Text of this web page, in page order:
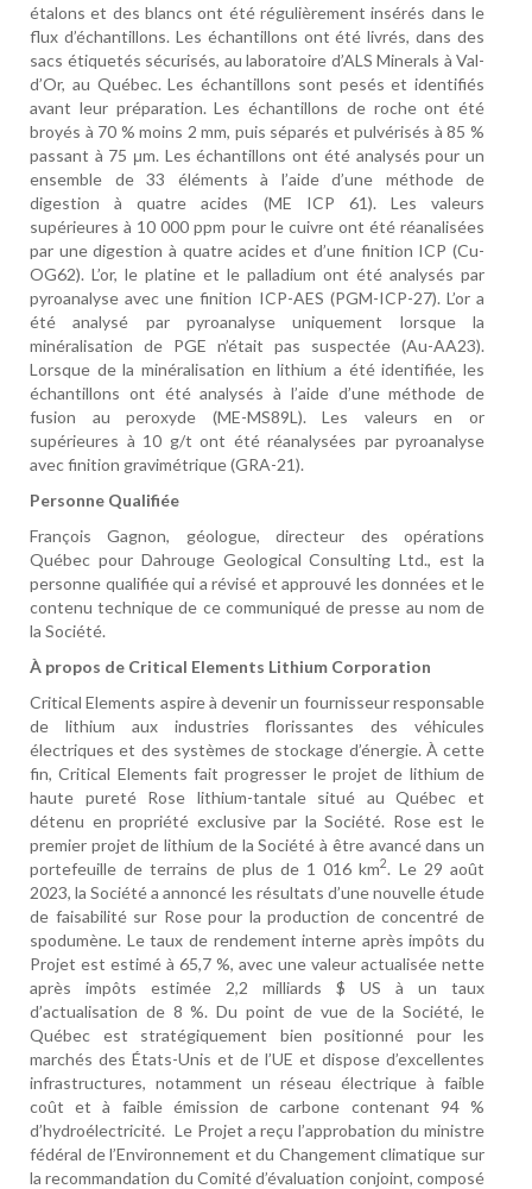
étalons et des blancs ont été régulièrement insérés dans le
flux d’échantillons. Les échantillons ont été livrés, dans des
sacs étiquetés sécurisés, au laboratoire d’ALS Minerals à Val-
d’Or, au Québec. Les échantillons sont pesés et identifiés
avant leur préparation. Les échantillons de roche ont été
broyés à 70 % moins 2 mm, puis séparés et pulvérisés à 85 %
passant à 75 μm. Les échantillons ont été analysés pour un
ensemble de 33 éléments à l’aide d’une méthode de
digestion à quatre acides (ME ICP 61). Les valeurs
supérieures à 10 000 ppm pour le cuivre ont été réanalisées
par une digestion à quatre acides et d’une finition ICP (Cu-
OG62). L’or, le platine et le palladium ont été analysés par
pyroanalyse avec une finition ICP-AES (PGM-ICP-27). L’or a
été analysé par pyroanalyse uniquement lorsque la
minéralisation de PGE n’était pas suspectée (Au-AA23).
Lorsque de la minéralisation en lithium a été identifiée, les
échantillons ont été analysés à l’aide d’une méthode de
fusion au peroxyde (ME-MS89L). Les valeurs en or
supérieures à 10 g/t ont été réanalysées par pyroanalyse
avec finition gravimétrique (GRA-21).
Personne Qualifiée
François Gagnon, géologue, directeur des opérations
Québec pour Dahrouge Geological Consulting Ltd., est la
personne qualifiée qui a révisé et approuvé les données et le
contenu technique de ce communiqué de presse au nom de
la Société.
À propos de Critical Elements Lithium Corporation
Critical Elements aspire à devenir un fournisseur responsable
de lithium aux industries florissantes des véhicules
électriques et des systèmes de stockage d’énergie. À cette
fin, Critical Elements fait progresser le projet de lithium de
haute pureté Rose lithium-tantale situé au Québec et
détenu en propriété exclusive par la Société. Rose est le
premier projet de lithium de la Société à être avancé dans un
portefeuille de terrains de plus de 1 016 km2. Le 29 août
2023, la Société a annoncé les résultats d’une nouvelle étude
de faisabilité sur Rose pour la production de concentré de
spodumène. Le taux de rendement interne après impôts du
Projet est estimé à 65,7 %, avec une valeur actualisée nette
après impôts estimée 2,2 milliards $ US à un taux
d’actualisation de 8 %. Du point de vue de la Société, le
Québec est stratégiquement bien positionné pour les
marchés des États-Unis et de l’UE et dispose d’excellentes
infrastructures, notamment un réseau électrique à faible
coût et à faible émission de carbone contenant 94 %
d’hydroélectricité. Le Projet a reçu l’approbation du ministre
fédéral de l’Environnement et du Changement climatique sur
la recommandation du Comité d’évaluation conjoint, composé